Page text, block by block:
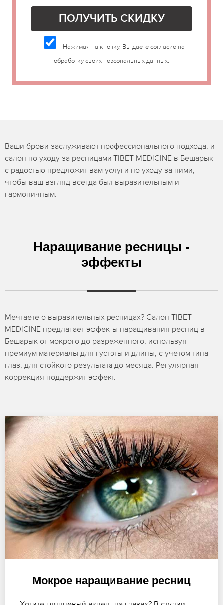
Нажимая на кнопку, Вы даете согласие на
обработку своих персональных данных.
Ваши брови заслуживают профессионального подхода, и
салон по уходу за ресницами TIBET-MEDICINE в Бешарык
с радостью предложит вам услуги по уходу за ними,
чтобы ваш взгляд всегда был выразительным и
гармоничным.
Наращивание ресницы -
эффекты
Мечтаете о выразительных ресницах? Салон TIBET-
MEDICINE предлагает эффекты наращивания ресниц в
Бешарык от мокрого до разреженного, используя
премиум материалы для густоты и длины, с учетом типа
глаз, для стойкого результата до месяца. Регулярная
коррекция поддержит эффект.
Мокрое наращивание ресниц